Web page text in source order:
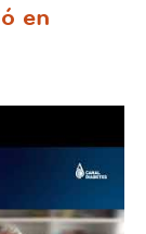
en